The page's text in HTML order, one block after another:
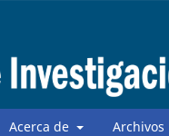
Acerca de Archivos